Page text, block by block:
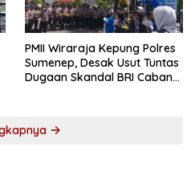
PMII Wiraraja Kepung Polres
Sumenep, Desak Usut Tuntas
Dugaan Skandal BRI Cabang